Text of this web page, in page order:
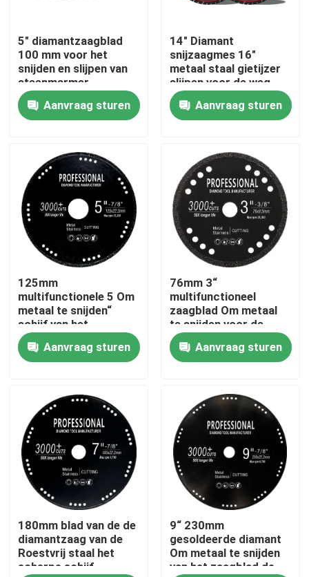
Huis
Producten
Video's
Ongeveer ons
Fabrieksreis
Kwaliteitscontrole
Contacteer ons
Verzoek om een Citaat
Diamantzaagblad
Gegalvaniseerd Diamond Saw Blade
5" diamantzaagblad
100 mm voor het
snijden en slijpen van
steenmarmer-
keramisch graniet
Aanvraag sturen
14" Diamant
snijzaagmes 16"
metaal staal gietijzer
slijpen voor de weg
redding
Aanvraag sturen
125mm
multifunctionele 5 Om
metaal te snijden“
schijf van het
zaagblad voor het
vacuüm de
gesoldeerde van de
Aanvraag sturen
76mm 3“
multifunctioneel
zaagblad Om metaal
te snijden voor de
schijf van de roestvrij
staaldiamant
Aanvraag sturen
180mm blad van de de
diamantzaag van de
Roestvrij staal het
scherpe schijf
9“ 230mm
gesoldeerde diamant
Om metaal te snijden
van het zaagblad de